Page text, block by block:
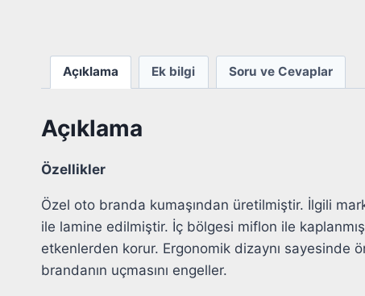
Açıklama Ek bilgi Soru ve Cevaplar
Açıklama
Özellikler
Özel oto branda kumaşından üretilmiştir. İlgili
ile lamine edilmiştir. İç bölgesi miflon ile
etkenlerden korur. Ergonomik dizaynı sayesinde
brandanın uçmasını engeller.